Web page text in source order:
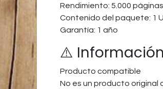
Rendimiento: 5.000 páginas
Contenido del paquete: 1
Garantía: 1 año
⚠️
Producto compatible
No es un producto original